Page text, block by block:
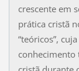
crescente em
prática cristã
“teóricos”,
conhecimento